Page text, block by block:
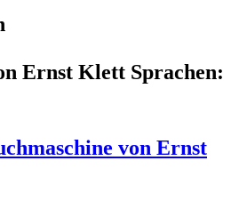
Ernst Klett Sprachen:
von Ernst